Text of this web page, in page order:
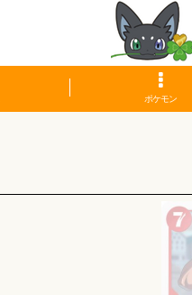
ポケモン